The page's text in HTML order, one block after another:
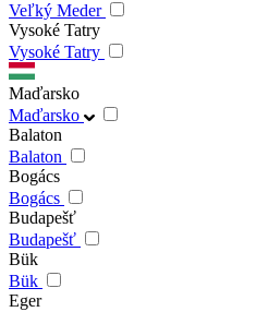
Veľký Meder
Vysoké Tatry
Vysoké Tatry
Maďarsko
Maďarsko
Balaton
Balaton
Bogács
Bogács
Budapešť
Budapešť
Bük
Bük
Eger